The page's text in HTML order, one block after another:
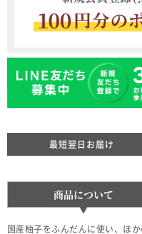
最短翌日お届け
商品について
国産柚子をふんだんに使い、ほ